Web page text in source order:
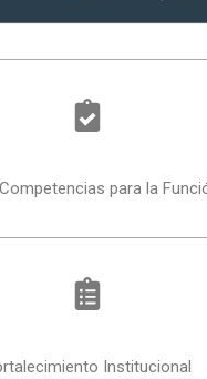
para la
Institucional